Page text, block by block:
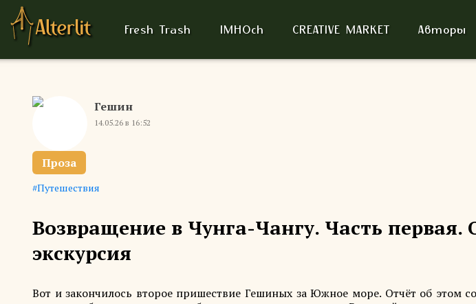
Fresh Trash IMHOch CREATIVE MARKET Авторы
Гешин
14.05.26 в 16:52
Проза
Путешествия
Возвращение в Чунга-Чангу. Часть первая.
экскурсия
Вот и закончилось второе пришествие Гешиных за Южное море. Отчёт об этом